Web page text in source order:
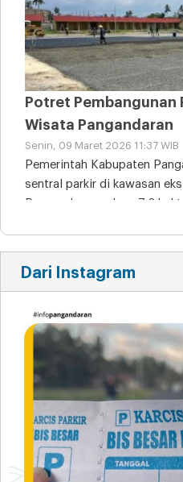
Potret Pembangunan
Wisata Pangandaran
Senin, 09 Maret 2026 11:37 WIB
Pemerintah Kabupaten
sentral parkir di kawasan
Pangandaran seluas 7,2
Dari Instagram